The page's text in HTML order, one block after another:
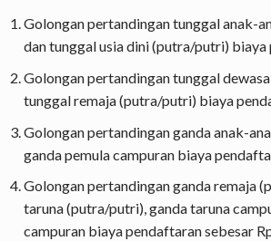
Golongan pertandingan tunggal anak-
dan tunggal usia dini (putra/putri)
Golongan pertandingan tunggal
tunggal remaja (putra/putri) biaya
Golongan pertandingan ganda anak-
ganda pemula campuran biaya
Golongan pertandingan ganda remaja
taruna (putra/putri), ganda taruna
campuran biaya pendaftaran sebesar